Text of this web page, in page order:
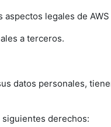
legales de
a terceros.
datos personales,
derechos: